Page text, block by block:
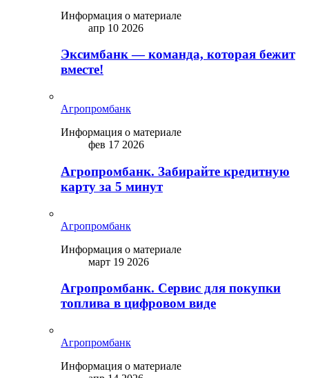
Информация о материале
апр 10 2026
Эксимбанк — команда, которая бежит
вместе!
Агропромбанк
Информация о материале
фев 17 2026
Агропромбанк. Забирайте кредитную
карту за 5 минут
Агропромбанк
Информация о материале
март 19 2026
Агропромбанк. Сервис для покупки
топлива в цифровом виде
Агропромбанк
Информация о материале